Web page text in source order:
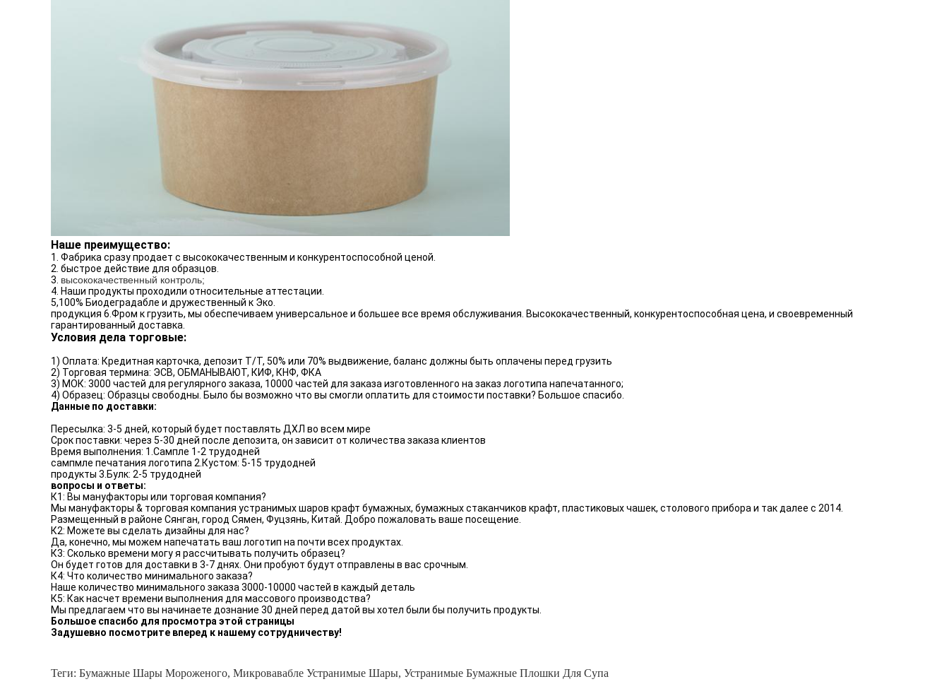
Наше преимущество:
1. Фабрика сразу продает с высококачественным и конкурентоспособной ценой.
2. быстрое действие для образцов.
3. высококачественный контроль;
4. Наши продукты проходили относительные аттестации.
5,100% Биодеградабле и дружественный к Эко.
продукция 6.Фром к грузить, мы обеспечиваем универсальное и большее все время обслуживания. Высококачественный, конкурентоспособная цена, и своевременный
гарантированный доставка.
Условия дела торговые:
1) Оплата: Кредитная карточка, депозит Т/Т, 50% или 70% выдвижение, баланс должны быть оплачены перед грузить
2) Торговая термина: ЭСВ, ОБМАНЫВАЮТ, КИФ, КНФ, ФКА
3) МОК: 3000 частей для регулярного заказа, 10000 частей для заказа изготовленного на заказ логотипа напечатанного;
4) Образец: Образцы свободны. Было бы возможно что вы смогли оплатить для стоимости поставки? Большое спасибо.
Данные по доставки:
Пересылка: 3-5 дней, который будет поставлять ДХЛ во всем мире
Срок поставки: через 5-30 дней после депозита, он зависит от количества заказа клиентов
Время выполнения: 1.Сампле 1-2 трудодней
сампмле печатания логотипа 2.Кустом: 5-15 трудодней
продукты 3.Булк: 2-5 трудодней
вопросы и ответы:
К1: Вы мануфакторы или торговая компания?
Мы мануфакторы & торговая компания устранимых шаров крафт бумажных, бумажных стаканчиков крафт, пластиковых чашек, столового прибора и так далее с 2014.
Размещенный в районе Сянган, город Сямен, Фуцзянь, Китай. Добро пожаловать ваше посещение.
К2: Можете вы сделать дизайны для нас?
Да, конечно, мы можем напечатать ваш логотип на почти всех продуктах.
К3: Сколько времени могу я рассчитывать получить образец?
Он будет готов для доставки в 3-7 днях. Они пробуют будут отправлены в вас срочным.
К4: Что количество минимального заказа?
Наше количество минимального заказа 3000-10000 частей в каждый деталь
К5: Как насчет времени выполнения для массового производства?
Мы предлагаем что вы начинаете дознание 30 дней перед датой вы хотел были бы получить продукты.
Большое спасибо для просмотра этой страницы
Задушевно посмотрите вперед к нашему сотрудничеству!
Теги: Бумажные Шары Мороженого, Микровавабле Устранимые Шары, Устранимые Бумажные Плошки Для Супа